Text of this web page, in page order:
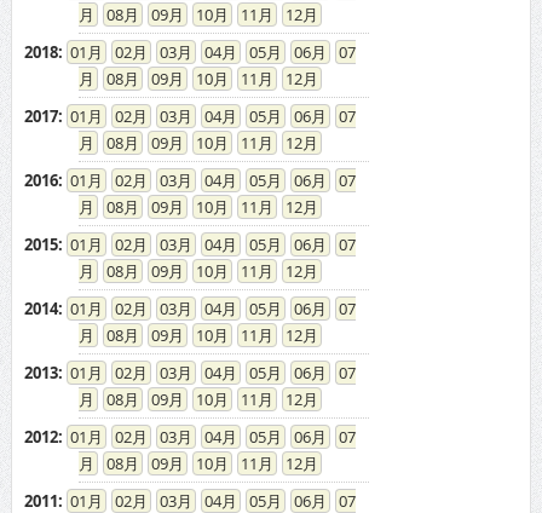
08
09 10 11
12
2018: 01 02 03 04 05 06
07
08
09 10 11
12
2017: 01 02 03 04 05 06
07
08
09 10 11
12
2016: 01 02 03 04 05 06
07
08
09 10 11
12
2015: 01 02 03 04 05 06
07
08
09 10 11
12
2014: 01 02 03 04 05 06
07
08
09 10 11
12
2013: 01 02 03 04 05 06
07
08
09 10 11
12
2012: 01 02 03 04 05 06
07
08
09 10 11
12
2011: 01 02 03 04 05 06
07